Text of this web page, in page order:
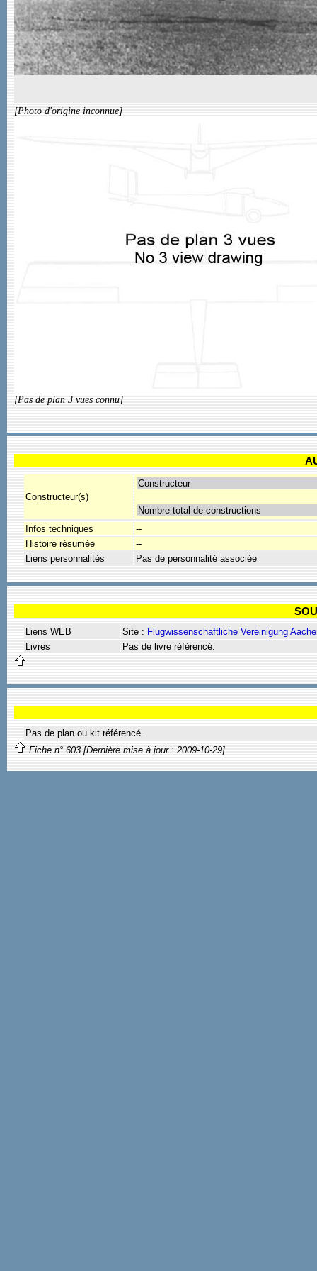
[Photo d'origine inconnue]
[Pas de plan 3 vues connu]
Constructeur(s)
Constructeur
Nombre total de constructions
Infos techniques
--
Histoire résumée
--
Liens personnalités
Pas de personnalité associée
Liens WEB Site : Flugwissenschaftliche Vereinigung
Livres
Pas de livre référencé.
Pas de plan ou kit référencé.
Fiche n° 603 [Dernière mise à jour : 2009-10-29]